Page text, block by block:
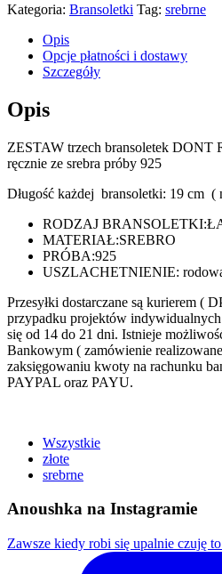
Kategoria: Bransoletki Tag: srebrne
Opis
Opcje płatności i dostawy
Szczegóły
Opis
ZESTAW trzech bransoletek
ręcznie ze srebra próby 925
Długość każdej bransoletki: 19 cm (
RODZAJ BRANSOLETKI:
MATERIAŁ:SREBRO
PRÓBA:925
USZLACHETNIENIE:
Przesyłki dostarczane są kurierem (
przypadku projektów indywidualnych
się od 14 do 21 dni. Istnieje
Bankowym ( zamówienie
zaksięgowaniu kwoty na rachunku
PAYPAL oraz PAYU.
Wszystkie
złote
srebrne
Anoushka na Instagramie
Zawsze kiedy robi się upalnie czuję